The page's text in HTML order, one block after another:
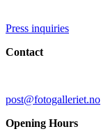
Press inquiries
Contact
post@fotogalleriet.no
Opening Hours